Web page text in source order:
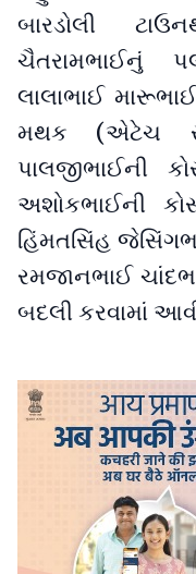
બારડોલી
ચૈતરામભાઈનું
લાલાભાઈ
મથક (એટેચ
પાલજીભાઈની
અશોકભાઈની
હિંમતસિંહ
રમજાનભાઈ
બદલી કરવામાં